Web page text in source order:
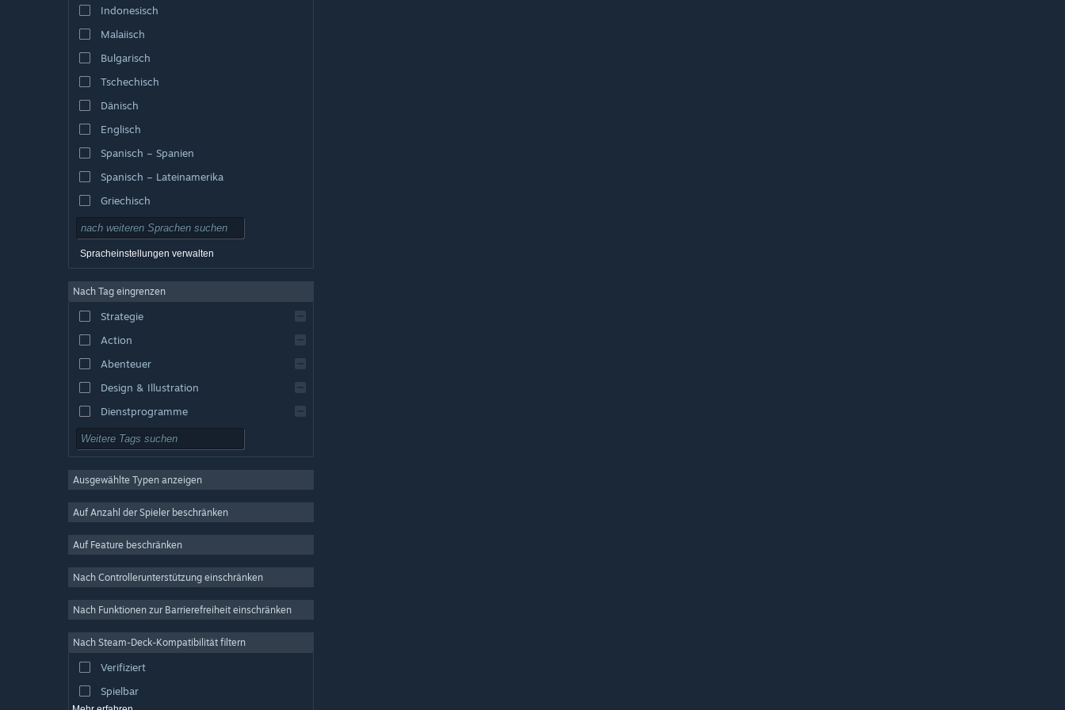
Indonesisch
Malaiisch
Bulgarisch
Tschechisch
Dänisch
Englisch
Spanisch – Spanien
Spanisch – Lateinamerika
Griechisch
Spracheinstellungen verwalten
Nach Tag eingrenzen
Strategie
Action
Abenteuer
Design & Illustration
Dienstprogramme
Kostenlos spielbar
MMO
Indie
Simulation
Videoproduktion
Fotobearbeitung
Ausgewählte Typen anzeigen
Auf Anzahl der Spieler beschränken
Auf Feature beschränken
Nach Controllerunterstützung einschränken
Nach Funktionen zur Barrierefreiheit einschränken
Nach Steam-Deck-Kompatibilität filtern
Verifiziert
Spielbar